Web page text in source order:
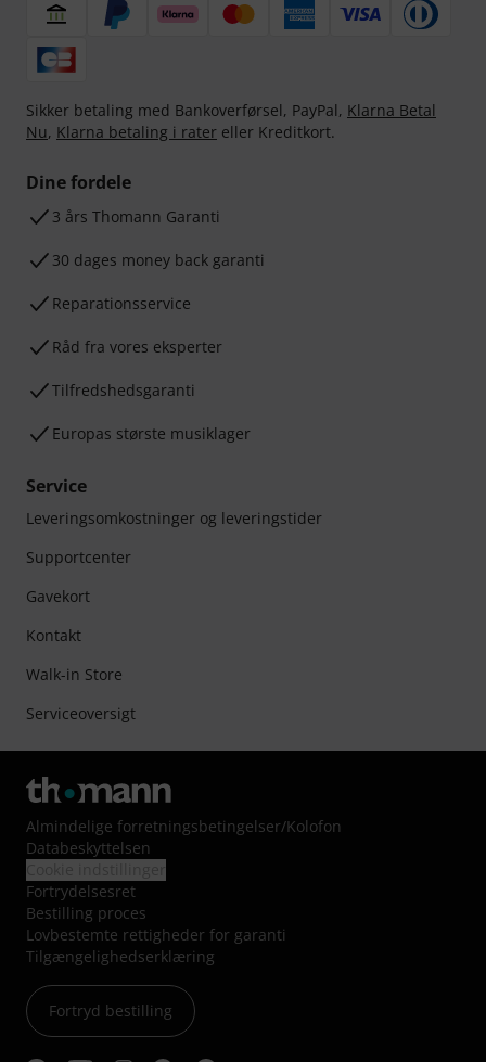
Sikker betaling med Bankoverførsel, PayPal, Klarna Betal
Nu, Klarna betaling i rater eller Kreditkort.
Dine fordele
3 års Thomann Garanti
30 dages money back garanti
Reparationsservice
Råd fra vores eksperter
Tilfredshedsgaranti
Europas største musiklager
Service
Leveringsomkostninger og leveringstider
Supportcenter
Gavekort
Kontakt
Walk-in Store
Serviceoversigt
Almindelige forretningsbetingelser/Kolofon
Databeskyttelsen
Fortrydelsesret
Bestilling proces
Lovbestemte rettigheder for garanti
Tilgængelighedserklæring
Fortryd bestilling